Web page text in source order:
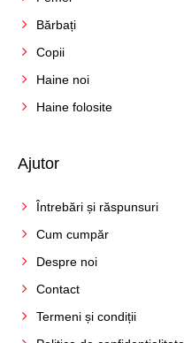
Bărbați
Copii
Haine noi
Haine folosite
Ajutor
Întrebări și răspunsuri
Cum cumpăr
Despre noi
Contact
Termeni și condiții